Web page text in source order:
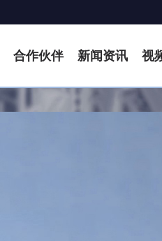
合作伙伴 新闻资讯 视